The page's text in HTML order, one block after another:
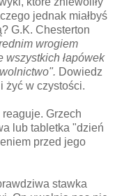
jednak miałbyś
G.K. Chesterton
wrogiem
wszystkich łapówek
Dowiedz
żyć w czystości.
Grzech
lub tabletka "dzień
przed jego
stawka